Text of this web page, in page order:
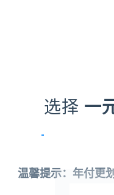
选择 一
温馨提示：年付更